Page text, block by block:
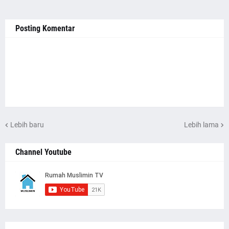
Posting Komentar
Lebih baru Lebih lama
Channel Youtube